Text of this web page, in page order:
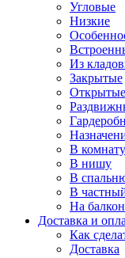
Угловые
Низкие
Из
Закрытые
Открытые
В комнату
В нишу
В
В
На балкон
Доставка и
Как
Доставка